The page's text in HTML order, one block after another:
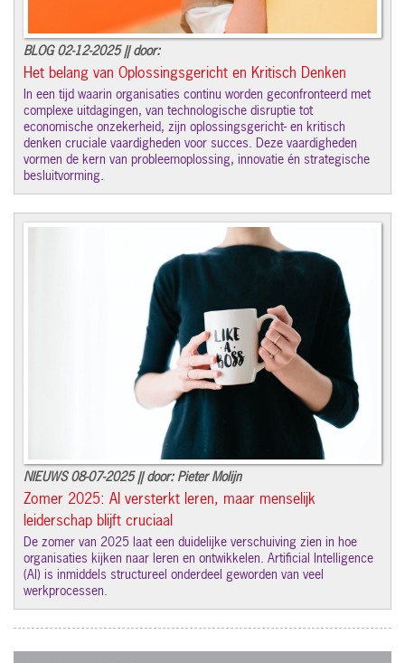
BLOG 02-12-2025 || door:
Het belang van Oplossingsgericht en Kritisch Denken
In een tijd waarin organisaties continu worden geconfronteerd met
complexe uitdagingen, van technologische disruptie tot
economische onzekerheid, zijn oplossingsgericht- en kritisch
denken cruciale vaardigheden voor succes. Deze vaardigheden
vormen de kern van probleemoplossing, innovatie én strategische
besluitvorming.
NIEUWS 08-07-2025 || door: Pieter Molijn
Zomer 2025: AI versterkt leren, maar menselijk
leiderschap blijft cruciaal
De zomer van 2025 laat een duidelijke verschuiving zien in hoe
organisaties kijken naar leren en ontwikkelen. Artificial Intelligence
(AI) is inmiddels structureel onderdeel geworden van veel
werkprocessen.